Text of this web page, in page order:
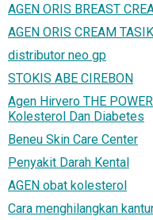
AGEN ORIS BREAST
AGEN ORIS CREAM
distributor neo gp
STOKIS ABE CIREBON
Agen Hirvero THE
Kolesterol Dan Diabetes
Beneu Skin Care Center
Penyakit Darah Kental
AGEN obat kolesterol
Cara menghilangkan